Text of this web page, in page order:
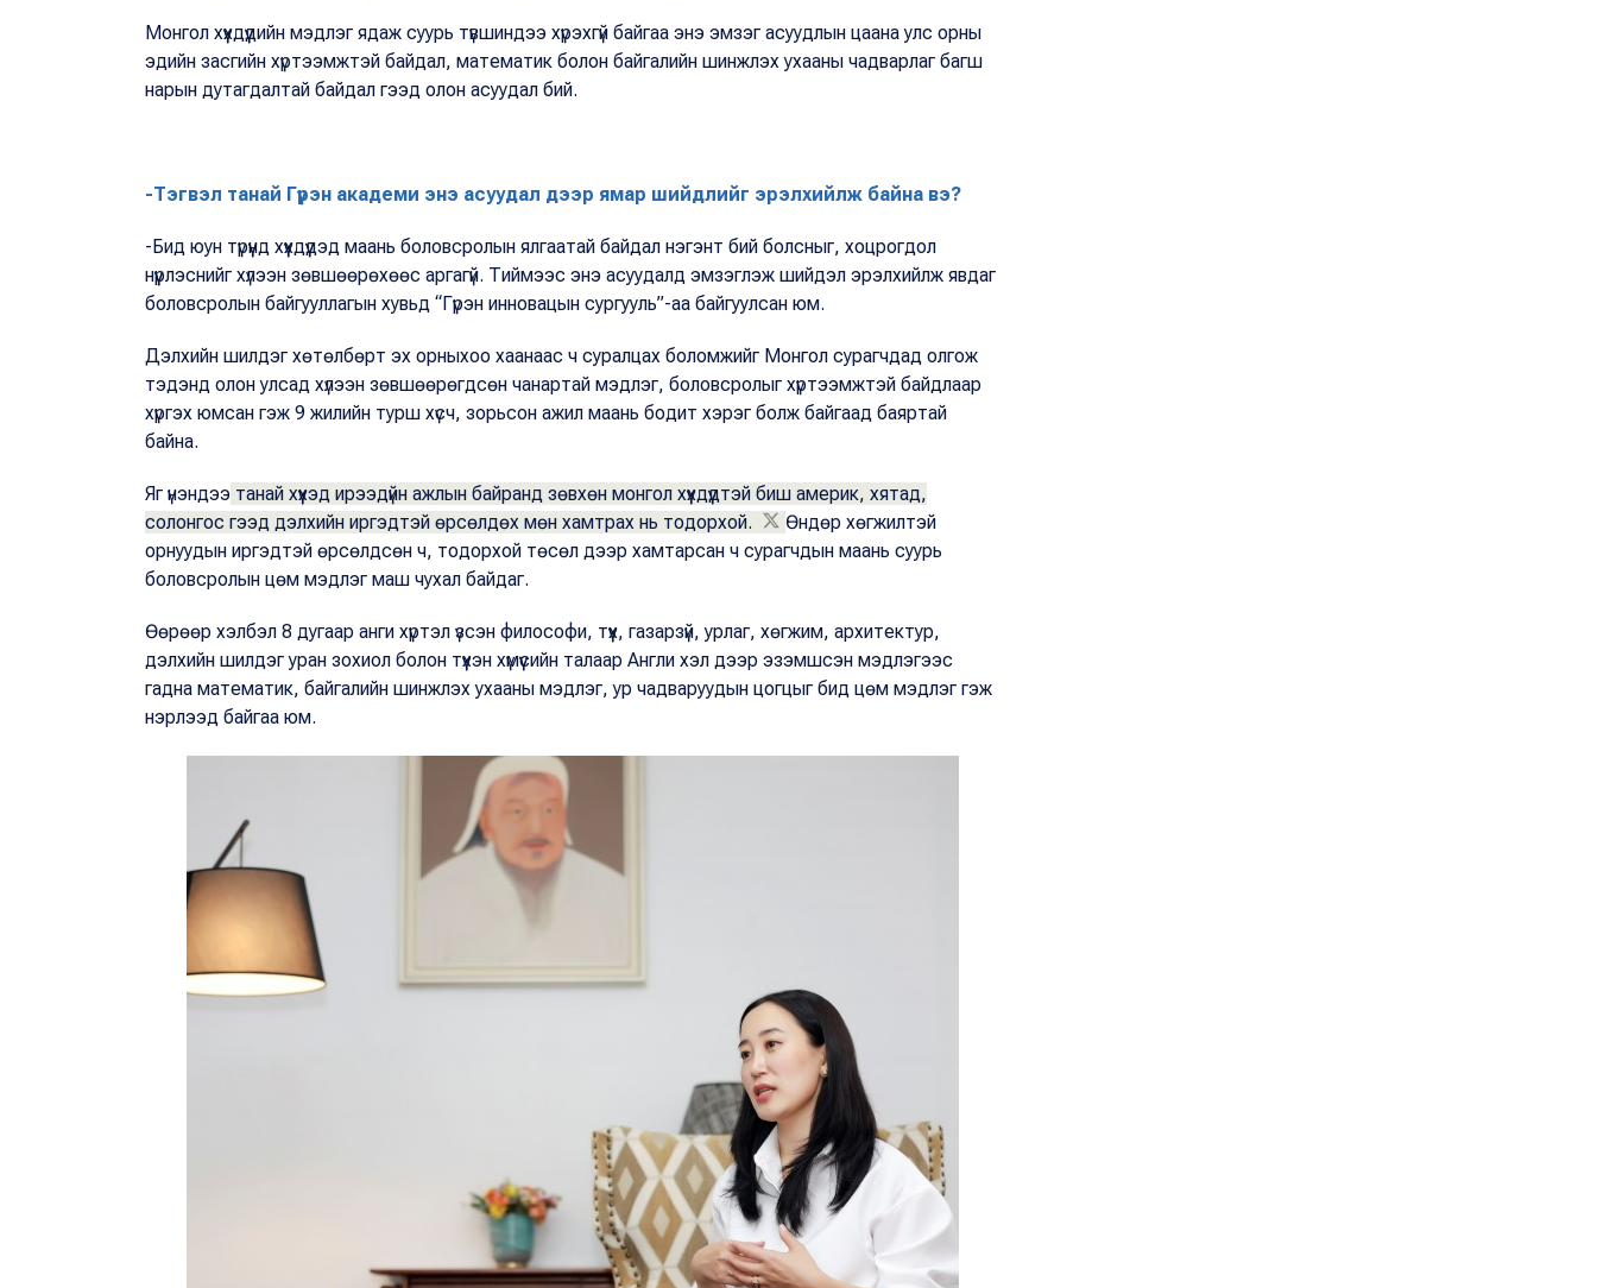
Монгол хүүхдүүдийн мэдлэг ядаж суурь түвшиндээ хүрэхгүй байгаа энэ эмзэг асуудлын цаана улс орны
эдийн засгийн хүртээмжтэй байдал, математик болон байгалийн шинжлэх ухааны чадварлаг багш
нарын дутагдалтай байдал гээд олон асуудал бий.
-Тэгвэл танай Гүрэн академи энэ асуудал дээр ямар шийдлийг эрэлхийлж байна вэ?
-Бид юун түрүүнд хүүхдүүдэд маань боловсролын ялгаатай байдал нэгэнт бий болсныг, хоцрогдол
нүүрлэснийг хүлээн зөвшөөрөхөөс аргагүй. Тиймээс энэ асуудалд эмзэглэж шийдэл эрэлхийлж явдаг
боловсролын байгууллагын хувьд “Гүрэн инновацын сургууль”-аа байгуулсан юм.
Дэлхийн шилдэг хөтөлбөрт эх орныхоо хаанаас ч суралцах боломжийг Монгол сурагчдад олгож
тэдэнд олон улсад хүлээн зөвшөөрөгдсөн чанартай мэдлэг, боловсролыг хүртээмжтэй байдлаар
хүргэх юмсан гэж 9 жилийн турш хүсч, зорьсон ажил маань бодит хэрэг болж байгаад баяртай
байна.
Яг үнэндээ танай хүүхэд ирээдүйн ажлын байранд зөвхөн монгол хүүхдүүдтэй биш америк, хятад,
солонгос гээд дэлхийн иргэдтэй өрсөлдөх мөн хамтрах нь тодорхой.
Өндөр хөгжилтэй
орнуудын иргэдтэй өрсөлдсөн ч, тодорхой төсөл дээр хамтарсан ч сурагчдын маань суурь
боловсролын цөм мэдлэг маш чухал байдаг.
Өөрөөр хэлбэл 8 дугаар анги хүртэл үзсэн философи, түүх, газарзүй, урлаг, хөгжим, архитектур,
дэлхийн шилдэг уран зохиол болон түүхэн хүмүүсийн талаар Англи хэл дээр эзэмшсэн мэдлэгээс
гадна математик, байгалийн шинжлэх ухааны мэдлэг, ур чадваруудын цогцыг бид цөм мэдлэг гэж
нэрлээд байгаа юм.